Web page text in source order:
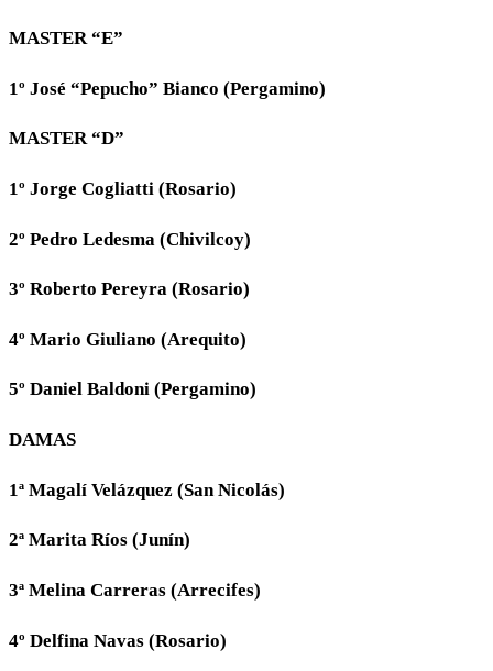
MASTER “E”
1º José “Pepucho” Bianco (Pergamino)
MASTER “D”
1º Jorge Cogliatti (Rosario)
2º Pedro Ledesma (Chivilcoy)
3º Roberto Pereyra (Rosario)
4º Mario Giuliano (Arequito)
5º Daniel Baldoni (Pergamino)
DAMAS
1ª Magalí Velázquez (San Nicolás)
2ª Marita Ríos (Junín)
3ª Melina Carreras (Arrecifes)
4º Delfina Navas (Rosario)